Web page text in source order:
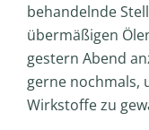
behandelnde
übermäßigen
gestern Abend
gerne nochmals,
Wirkstoffe zu